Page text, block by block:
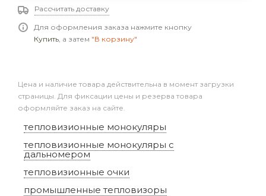
Рассчитать доставку
Для оформления заказа нажмите кнопку
Купить, а затем "В корзину"
Цена и наличие товара действительна в момент загрузки
страницы. Для фиксации цены и резерва товара
оформляйте заказ на сайте.
тепловизионные монокуляры
тепловизионные монокуляры с
дальномером
тепловизионные очки
промышленные тепловизоры